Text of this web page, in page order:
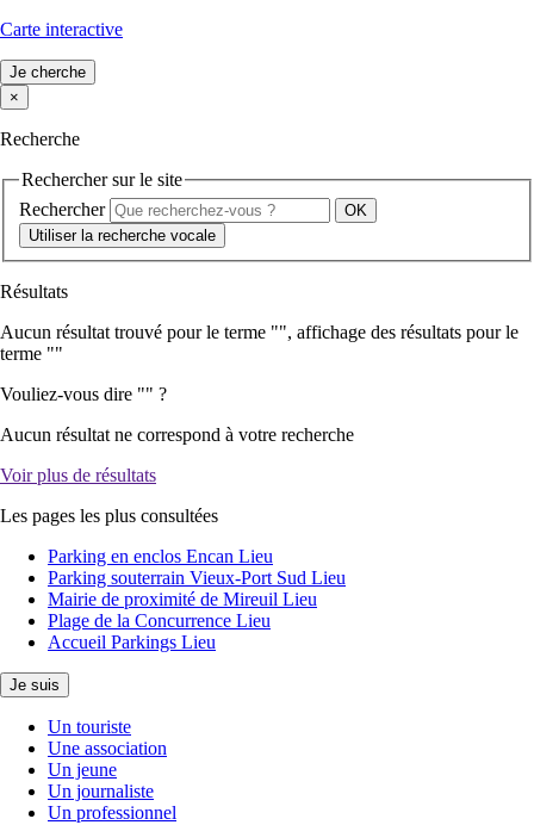
Carte interactive
Je cherche
×
Recherche
Rechercher sur le site
Rechercher
Utiliser la recherche vocale
Résultats
Aucun résultat trouvé pour le terme "", affichage des résultats pour le
terme ""
Vouliez-vous dire "" ?
Aucun résultat ne correspond à votre recherche
Voir plus de résultats
Les pages les plus consultées
Parking en enclos Encan Lieu
Parking souterrain Vieux-Port Sud Lieu
Mairie de proximité de Mireuil Lieu
Plage de la Concurrence Lieu
Accueil Parkings Lieu
Je suis
Un touriste
Une association
Un jeune
Un journaliste
Un professionnel